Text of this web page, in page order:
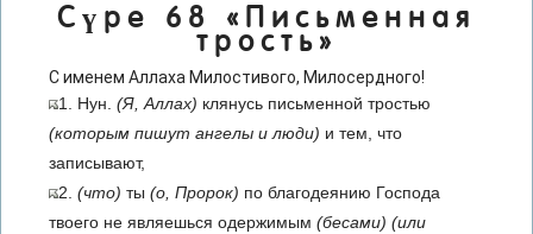
Сүре 68 «Письменная
трость»
С именем Аллаха Милостивого, Милосердного!
1. Нун. (Я, Аллах) клянусь письменной тростью
(которым пишут ангелы и люди) и тем, что
записывают,
2. (что) ты (о, Пророк) по благодеянию Господа
твоего не являешься одержимым (бесами) (или